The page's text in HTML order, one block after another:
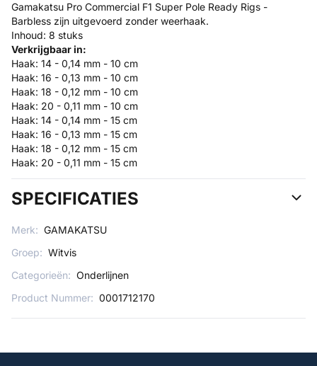
Gamakatsu Pro Commercial F1 Super Pole Ready Rigs -
Barbless zijn uitgevoerd zonder weerhaak.
Inhoud: 8 stuks
Verkrijgbaar in:
Haak: 14 - 0,14 mm - 10 cm
Haak: 16 - 0,13 mm - 10 cm
Haak: 18 - 0,12 mm - 10 cm
Haak: 20 - 0,11 mm - 10 cm
Haak: 14 - 0,14 mm - 15 cm
Haak: 16 - 0,13 mm - 15 cm
Haak: 18 - 0,12 mm - 15 cm
Haak: 20 - 0,11 mm - 15 cm
SPECIFICATIES
Merk: GAMAKATSU
Groep: Witvis
Categorieën: Onderlijnen
Product Nummer: 0001712170